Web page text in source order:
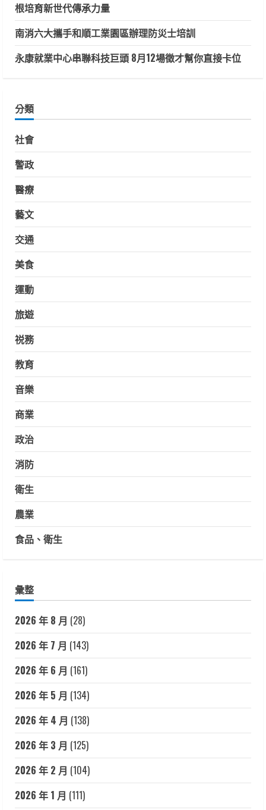
根培育新世代傳承力量
南消六大攜手和順工業園區辦理防災士培訓
永康就業中心串聯科技巨頭 8月12場徵才幫你直接卡位
分類
社會
警政
醫療
藝文
交通
美食
運動
旅遊
祱務
教育
音樂
商業
政治
消防
衛生
農業
食品、衛生
彙整
2026 年 8 月 (28)
2026 年 7 月 (143)
2026 年 6 月 (161)
2026 年 5 月 (134)
2026 年 4 月 (138)
2026 年 3 月 (125)
2026 年 2 月 (104)
2026 年 1 月 (111)